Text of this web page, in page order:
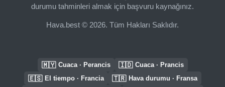
durumu tahminleri almak için başvuru kaynağınız.
Hava.best © 2026. Tüm Hakları Saklıdır.
🇲🇾 Cuaca · Perancis 🇮🇩 Cuaca · Prancis
🇪🇸 El tiempo · Francia 🇹🇷 Hava durumu · Fransa